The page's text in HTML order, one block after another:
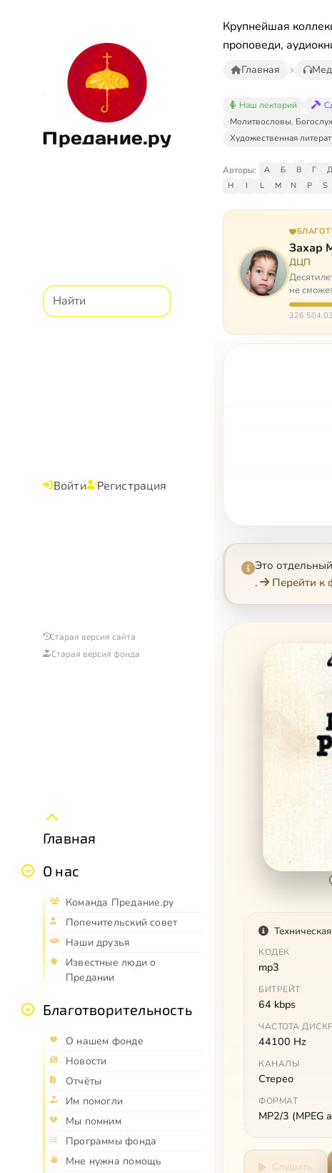
Предание.ру
Войти Регистрация
Старая версия сайта
Старая версия фонда
Главная
О нас
Команда Предание.ру
Попечительский совет
Наши друзья
Известные люди о
Предании
Благотворительность
О нашем фонде
Новости
Отчёты
Им помогли
Мы помним
Программы фонда
Мне нужна помощь
Крупнейшая
проповеди,
Главная
Наш лекторий
Молитвословы.
Художественная
Авторы: А Б В Г
H
I L M N P S
Захар
ДЦП
не
326
Это
.
Перейти к
КОДЕК
mp3
БИТРЕЙТ
64 kbps
ЧАСТОТА
44100 Hz
КАНАЛЫ
Стерео
ФОРМАТ
MP2/3 (MPEG
Слушать